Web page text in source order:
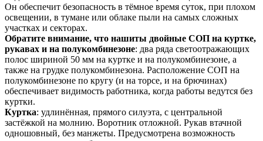
Он обеспечит безопасность в тёмное время суток, при плохом
освещении, в тумане или облаке пыли на самых сложных
участках и секторах.
Обратите внимание, что нашиты двойные СОП на куртке,
рукавах и на полукомбинезоне: два ряда светоотражающих
полос шириной 50 мм на куртке и на полукомбинезоне, а
также на грудке полукомбинезона. Расположение СОП на
полукомбинезоне по кругу (и на торсе, и на брючинах)
обеспечивает видимость работника, когда работы ведутся без
куртки.
Куртка: удлинённая, прямого силуэта, с центральной
застёжкой на молнию. Воротник отложной. Рукав втачной
одношовный, без манжеты. Предусмотрена возможность